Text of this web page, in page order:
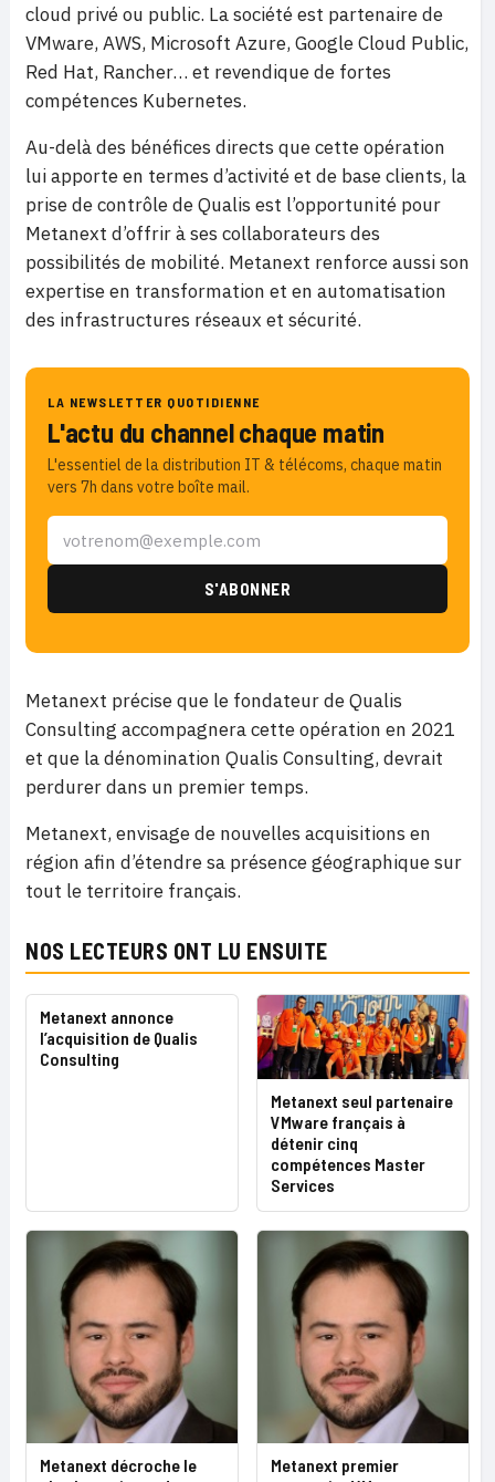
cloud privé ou public. La société est partenaire de
VMware, AWS, Microsoft Azure, Google Cloud Public,
Red Hat, Rancher… et revendique de fortes
compétences Kubernetes.
Au-delà des bénéfices directs que cette opération
lui apporte en termes d’activité et de base clients, la
prise de contrôle de Qualis est l’opportunité pour
Metanext d’offrir à ses collaborateurs des
possibilités de mobilité. Metanext renforce aussi son
expertise en transformation et en automatisation
des infrastructures réseaux et sécurité.
LA NEWSLETTER QUOTIDIENNE
L'actu du channel chaque matin
L'essentiel de la distribution IT & télécoms, chaque matin
vers 7h dans votre boîte mail.
Metanext précise que le fondateur de Qualis
Consulting accompagnera cette opération en 2021
et que la dénomination Qualis Consulting, devrait
perdurer dans un premier temps.
Metanext, envisage de nouvelles acquisitions en
région afin d’étendre sa présence géographique sur
tout le territoire français.
NOS LECTEURS ONT LU ENSUITE
Metanext annonce
l’acquisition de Qualis
Consulting
Metanext seul partenaire
VMware français à
détenir cinq
compétences Master
Services
Metanext décroche le
Metanext premier